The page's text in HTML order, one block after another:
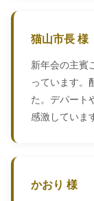
猫山市長 様
新年会の主賓
っています。
た。デパート
感激していま
かおり 様